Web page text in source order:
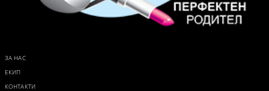
ЗА НАС
ЕКИП
КОНТАКТИ